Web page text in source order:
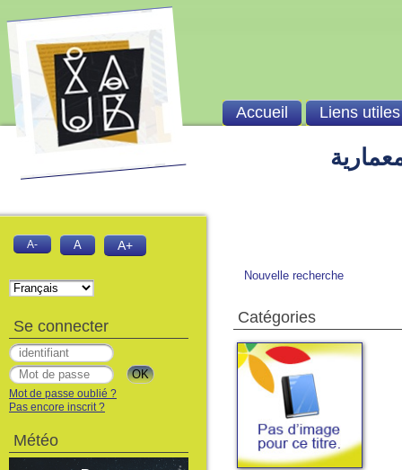
Nouvelle recherche
Catégories
Accueil Liens utiles
A- A A+
Se connecter
Mot de passe oublié ?
Pas encore inscrit ?
Météo